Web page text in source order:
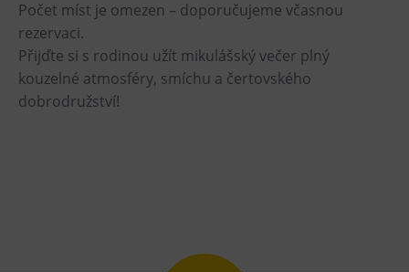
CØKAFE Dolní Vítkovice
FUTURE café
Catering
Ubytování
Narozeninové oslavy
Počet míst je omezen – doporučujeme včasnou
rezervaci.
Přijďte si s rodinou užít mikulášský večer plný
kouzelné atmosféry, smíchu a čertovského
dobrodružství!